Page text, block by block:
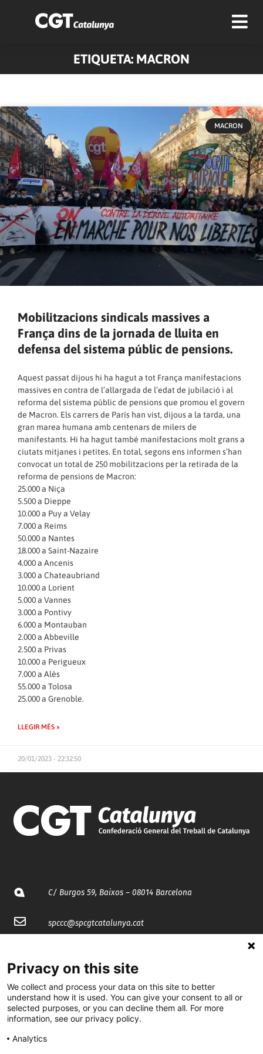
ETIQUETA: MACRON
MACRON
Mobilitzacions sindicals massives a
França dins de la jornada de lluita en
defensa del sistema públic de pensions.
Aquest passat dijous hi ha hagut a tot França manifestacions
massives en contra de l’allargada de l’edat de jubilació i al
reforma del sistema públic de pensions que promou el govern
de Macron. Els carrers de París han vist, dijous a la tarda, una
gran marea humana amb centenars de milers de
manifestants. Hi ha hagut també manifestacions molt grans a
ciutats mitjanes i petites. En total, segons ens informen s’han
convocat un total de 250 mobilitzacions per la retirada de la
reforma de pensions de Macron:
25.000 a Niça
5.500 a Dieppe
10.000 a Puy a Velay
7.000 a Reims
50.000 a Nantes
18.000 a Saint-Nazaire
4.000 a Ancenis
3.000 a Chateaubriand
10.000 a Lorient
5.000 a Vannes
3.000 a Pontivy
6.000 a Montauban
2.000 a Abbeville
2.500 a Privas
10.000 a Perigueux
7.000 a Alès
55.000 a Tolosa
25.000 a Grenoble.
LLEGIR MÉS »
20/01/2023 - 22:32:50
C/ Burgos 59, Baixos – 08014 Barcelona
spccc@spcgtcatalunya.cat
@CGTCatalunya
cgtcatalunya
Privacy on this site
We collect and process your data on this site to better
understand how it is used. You can give your consent to all or
selected purposes, or you can decline them all. For more
information, see our privacy policy.
Analytics